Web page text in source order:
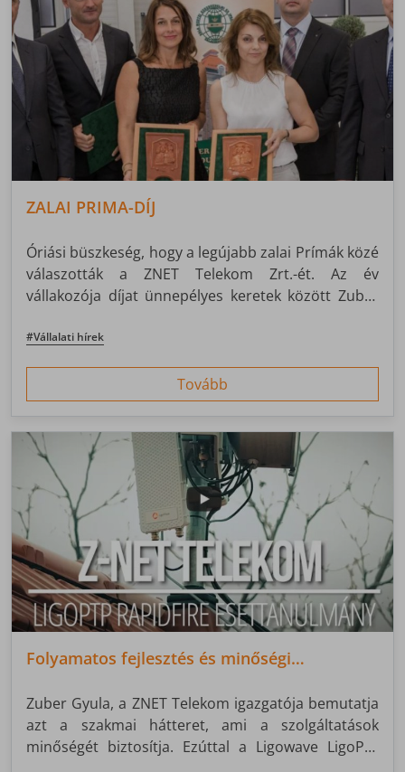
ZALAI PRIMA-DÍJ
Óriási büszkeség, hogy a legújabb zalai Prímák közé
válaszották a ZNET Telekom Zrt.-ét. Az év
vállakozója díjat ünnepélyes keretek között Zuber
#Vállalati hírek
Tovább
Folyamatos fejlesztés és minőségi
Zuber Gyula, a ZNET Telekom igazgatója bemutatja
azt a szakmai hátteret, ami a szolgáltatások
minőségét biztosítja. Ezúttal a Ligowave LigoPtP